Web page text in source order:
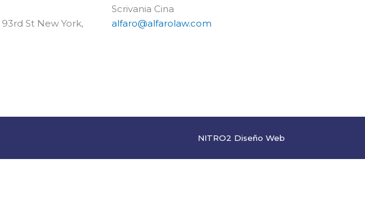
St New York,
Scrivania Cina
alfaro@alfarolaw.com
NITRO2 Diseño Web